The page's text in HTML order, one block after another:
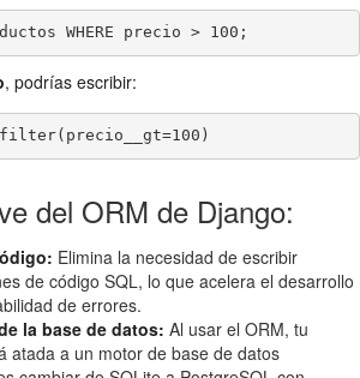
WHERE precio > 100;
, podrías escribir:
del ORM de Django:
Elimina la necesidad de escribir
de código SQL, lo que acelera el desarrollo
de errores.
la base de datos: Al usar el ORM, tu
atada a un motor de base de datos